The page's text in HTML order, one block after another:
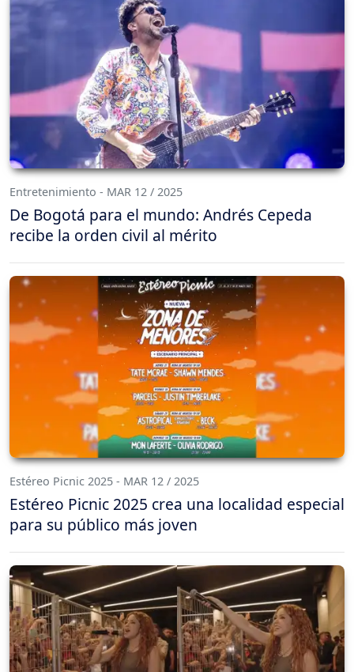
Entretenimiento - MAR 12 / 2025
De Bogotá para el mundo: Andrés Cepeda
recibe la orden civil al mérito
Estéreo Picnic 2025 - MAR 12 / 2025
Estéreo Picnic 2025 crea una localidad especial
para su público más joven